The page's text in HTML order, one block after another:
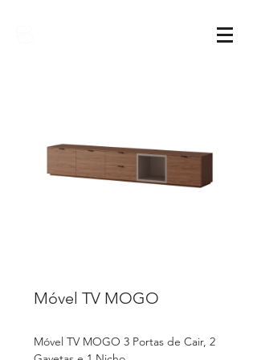
Móvel TV MOGO
Móvel TV MOGO 3 Portas de Cair, 2